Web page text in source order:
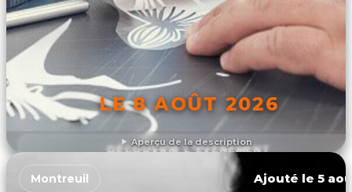
Aperçu de la description
LE 8 AOÛT 2026
DÉCOUVRIR L'ÉVÉNEMENT
Montreuil Ajouté le 5